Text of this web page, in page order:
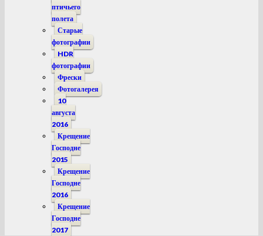
птичьего
полета
Старые
фотографии
HDR
фотографии
Фрески
Фотогалерея
10
августа
2016
Крещение
Господне
2015
Крещение
Господне
2016
Крещение
Господне
2017